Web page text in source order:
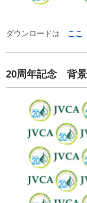
ダウンロードは ここ
20周年記念 背景